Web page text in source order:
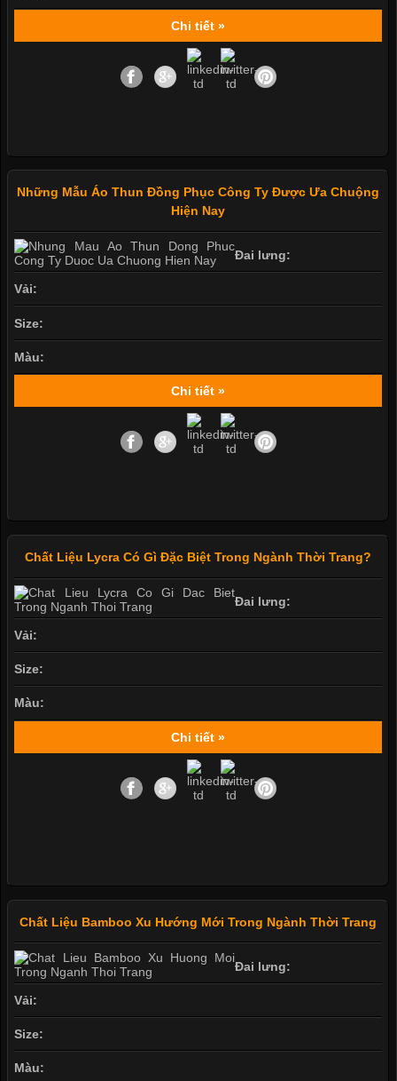
Chi tiết »
Những Mẫu Áo Thun Đồng Phục Công Ty Được Ưa Chuộng
Hiện Nay
Đai lưng:
Vải:
Size:
Màu:
Chi tiết »
Chất Liệu Lycra Có Gì Đặc Biệt Trong Ngành Thời Trang?
Đai lưng:
Vải:
Size:
Màu:
Chi tiết »
Chất Liệu Bamboo Xu Hướng Mới Trong Ngành Thời Trang
Đai lưng:
Vải:
Size:
Màu: